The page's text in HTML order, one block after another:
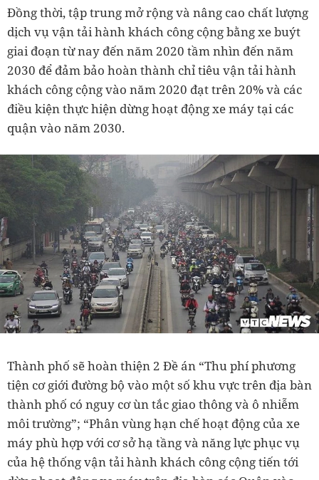
Đồng thời, tập trung mở rộng và nâng cao chất lượng
dịch vụ vận tải hành khách công cộng bằng xe buýt
giai đoạn từ nay đến năm 2020 tầm nhìn đến năm
2030 để đảm bảo hoàn thành chỉ tiêu vận tải hành
khách công cộng vào năm 2020 đạt trên 20% và các
điều kiện thực hiện dừng hoạt động xe máy tại các
quận vào năm 2030.
Thành phố sẽ hoàn thiện 2 Đề án “Thu phí phương
tiện cơ giới đường bộ vào một số khu vực trên địa bàn
thành phố có nguy cơ ùn tắc giao thông và ô nhiễm
môi trường”; “Phân vùng hạn chế hoạt động của xe
máy phù hợp với cơ sở hạ tầng và năng lực phục vụ
của hệ thống vận tải hành khách công cộng tiến tới